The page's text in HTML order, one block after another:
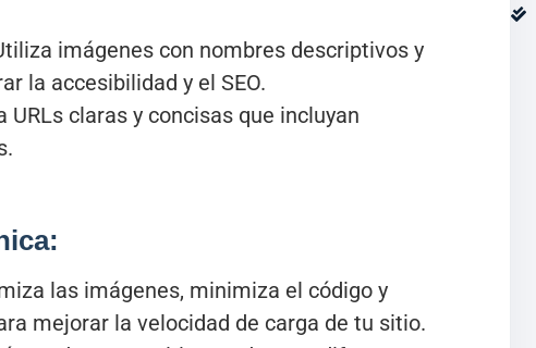
imágenes con nombres descriptivos y
la accesibilidad y el SEO.
URLs claras y concisas que incluyan
las imágenes, minimiza el código y
mejorar la velocidad de carga de tu sitio.